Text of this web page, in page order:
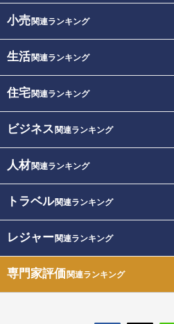
小売関連ランキング
生活関連ランキング
住宅関連ランキング
ビジネス 関連ランキング
人材関連ランキング
トラベル関連ランキング
レジャー関連ランキング
専門家評価関連ランキング